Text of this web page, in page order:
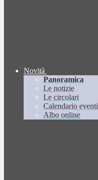
Novità
Panoramica
Le notizie
Le circolari
Calendario eventi
Albo online